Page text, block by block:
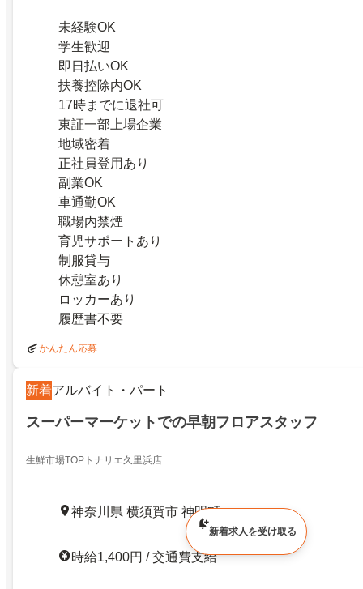
未経験OK
学生歓迎
即日払いOK
扶養控除内OK
17時までに退社可
東証一部上場企業
地域密着
正社員登用あり
副業OK
車通勤OK
職場内禁煙
育児サポートあり
制服貸与
休憩室あり
ロッカーあり
履歴書不要
かんたん応募
新着アルバイト・パート
スーパーマーケットでの早朝フロアスタッフ
生鮮市場TOPトナリエ久里浜店
神奈川県 横須賀市 神明町
時給1,400円 / 交通費支給
新着求人を受け取る